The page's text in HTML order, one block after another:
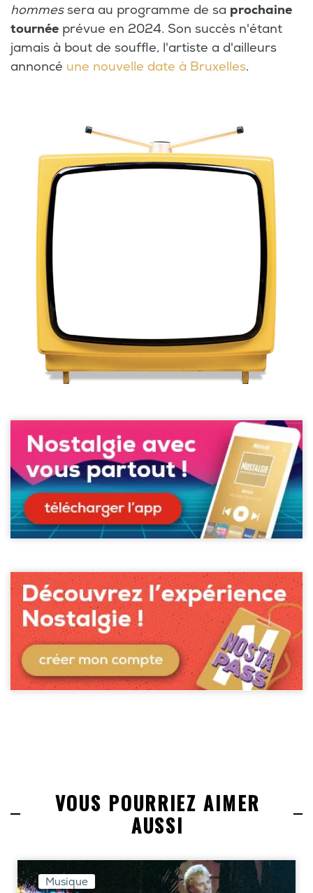
hommessera au programme de sa prochaine
tournée prévue en 2024. Son succès n'étant
jamais à bout de souffle, l'artiste a d'ailleurs
annoncé une nouvelle date à Bruxelles.
VOUS POURRIEZ AIMER
AUSSI
Musique